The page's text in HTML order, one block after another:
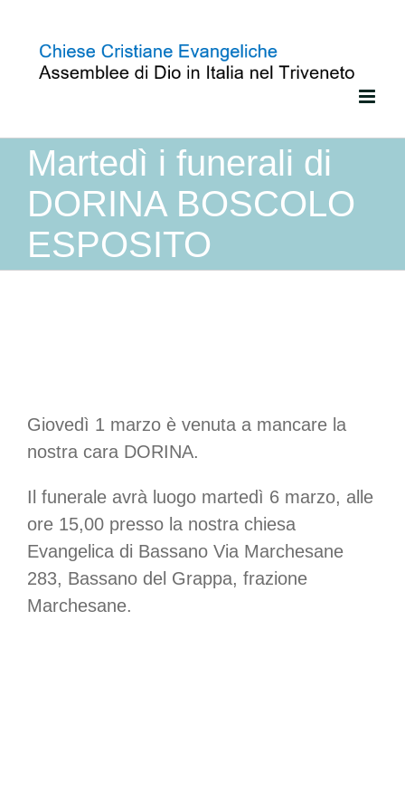
contenuto
Martedì i funerali di
DORINA BOSCOLO
ESPOSITO
Giovedì 1 marzo è venuta a mancare la
nostra cara DORINA.
Il funerale avrà luogo martedì 6 marzo, alle
ore 15,00 presso la nostra chiesa
Evangelica di Bassano Via Marchesane
283, Bassano del Grappa, frazione
Marchesane.